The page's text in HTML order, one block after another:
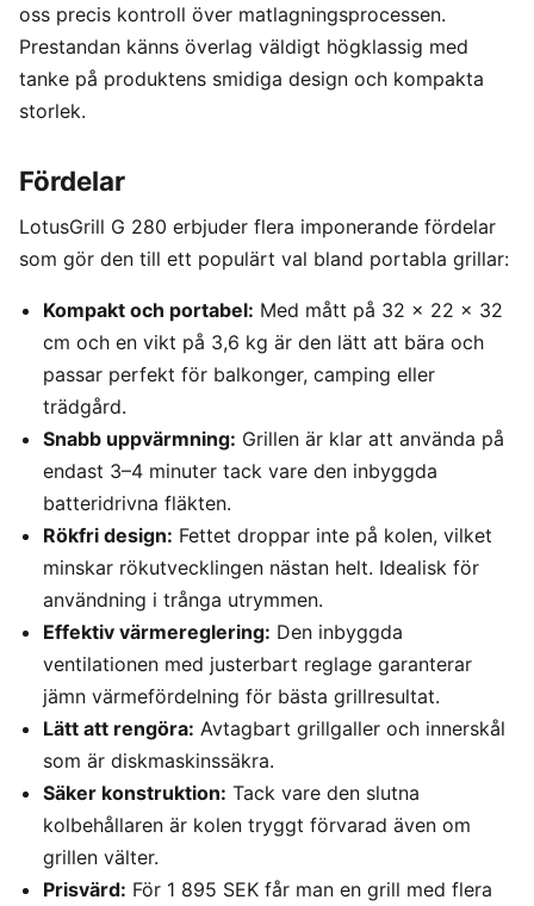
oss precis kontroll över matlagningsprocessen.
Prestandan känns överlag väldigt högklassig med
tanke på produktens smidiga design och kompakta
storlek.
Fördelar
LotusGrill G 280 erbjuder flera imponerande fördelar
som gör den till ett populärt val bland portabla grillar:
Kompakt och portabel: Med mått på 32 x 22 x 32
cm och en vikt på 3,6 kg är den lätt att bära och
passar perfekt för balkonger, camping eller
trädgård.
Snabb uppvärmning: Grillen är klar att använda på
endast 3–4 minuter tack vare den inbyggda
batteridrivna fläkten.
Rökfri design: Fettet droppar inte på kolen, vilket
minskar rökutvecklingen nästan helt. Idealisk för
användning i trånga utrymmen.
Effektiv värmereglering: Den inbyggda
ventilationen med justerbart reglage garanterar
jämn värmefördelning för bästa grillresultat.
Lätt att rengöra: Avtagbart grillgaller och innerskål
som är diskmaskinssäkra.
Säker konstruktion: Tack vare den slutna
kolbehållaren är kolen tryggt förvarad även om
grillen välter.
Prisvärd: För 1 895 SEK får man en grill med flera